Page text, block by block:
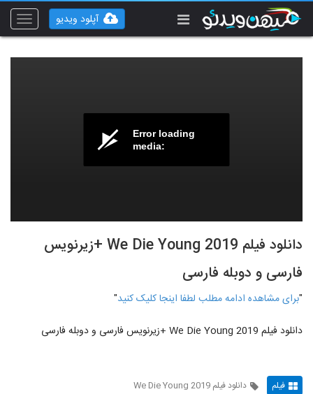
Toggle
آپلود ویدیو
Error loading
media:
دانلود فیلم We Die Young 2019 +زیرنویس
فارسی و دوبله فارسی
"برای مشاهده ادامه مطلب لطفا اینجا کلیک کنید"
دانلود فیلم We Die Young 2019 +زیرنویس فارسی و دوبله فارسی
فیلم دانلود فیلم We Die Young 2019